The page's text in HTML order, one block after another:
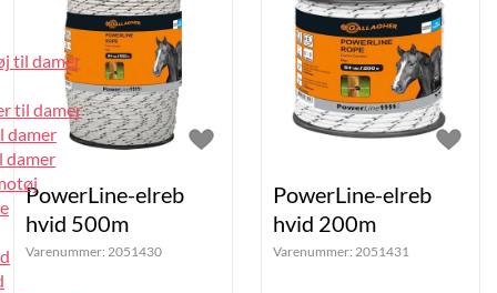
til damer
til damer
damer
damer
PowerLine-elreb
hvid 500m
Varenummer: 2051430
PowerLine-elreb
hvid 200m
Varenummer: 2051431